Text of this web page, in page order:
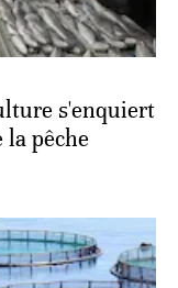
s'enquiert
la pêche